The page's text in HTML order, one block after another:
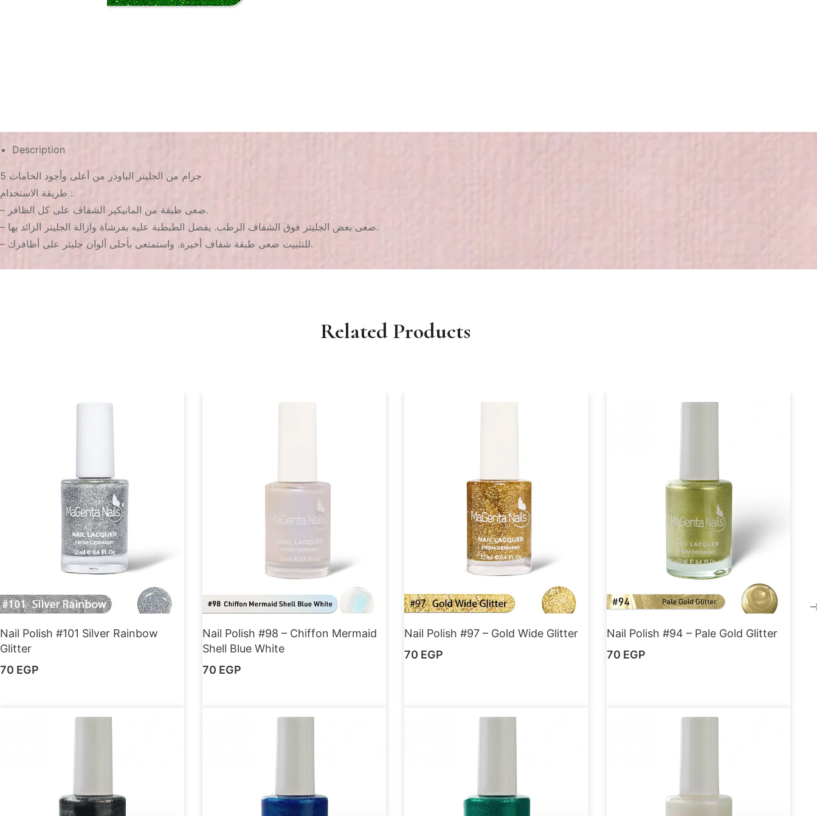
Description
5 جرام من الجليتر الباودر من أعلى وأجود الخامات
طريقة الاستخدام :
– ضعى طبقة من المانيكير الشفاف على كل الظافر.
– ضعى بعض الجليتر فوق الشفاف الرطب. يفضل الطبطبة عليه بفرشاة وازالة الجليتر الزائد بها.
– للتثبيت ضعى طبقة شفاف أخيرة. واستمتعى بأحلى ألوان جليتر على أظافرك.
Related Products
Nail Polish #101 Silver Rainbow
Glitter
70 EGP
Nail Polish #98 – Chiffon Mermaid
Shell Blue White
70 EGP
Nail Polish #97 – Gold Wide Glitter
70 EGP
Nail Polish #94 – Pale Gold Glitter
70 EGP